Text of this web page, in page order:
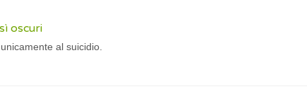
oscuri
al suicidio.